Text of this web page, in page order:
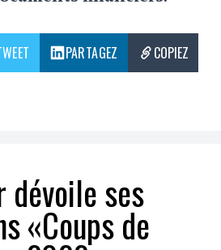
PARTAGEZ COPIEZ
dévoile ses
«Coups de